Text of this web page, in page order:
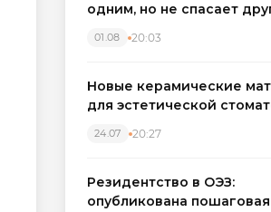
одним, но не спасает
01.08 20:03
Новые керамические
для эстетической
24.07 20:27
Резидентство в ОЭЗ:
опубликована пошаговая